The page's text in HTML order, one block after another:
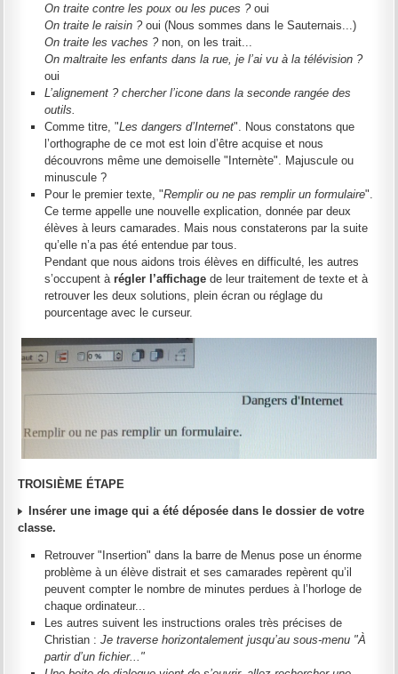
On traite contre les poux ou les puces ?oui
On traite le raisin ?oui (Nous sommes dans le Sauternais...)
On traite les vaches ?non, on les trait...
On maltraite les enfants dans la rue, je l’ai vu à la télévision ?
oui
L’alignement ? chercher l’icone dans la seconde rangée des
outils.
Comme titre, "Les dangers d’Internet". Nous constatons que
l’orthographe de ce mot est loin d’être acquise et nous
découvrons même une demoiselle "Internète". Majuscule ou
minuscule ?
Pour le premier texte, "Remplir ou ne pas remplir un formulaire".
Ce terme appelle une nouvelle explication, donnée par deux
élèves à leurs camarades. Mais nous constaterons par la suite
qu’elle n’a pas été entendue par tous.
Pendant que nous aidons trois élèves en difficulté, les autres
s’occupent àrégler l’affichage de leur traitement de texte et à
retrouver les deux solutions, plein écran ou réglage du
pourcentage avec le curseur.
TROISIÈME ÉTAPE
Insérer une image qui a été déposée dans le dossier de votre
classe.
Retrouver "Insertion" dans la barre de Menus pose un énorme
problème à un élève distrait et ses camarades repèrent qu’il
peuvent compter le nombre de minutes perdues à l’horloge de
chaque ordinateur...
Les autres suivent les instructions orales très précises de
Christian :Je traverse horizontalement jusqu’au sous-menu "À
partir d’un fichier..."